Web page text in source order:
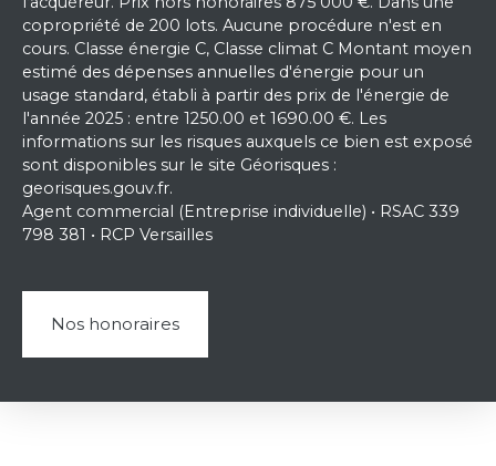
copropriété de 200 lots. Aucune procédure n'est en
cours. Classe énergie C, Classe climat C Montant moyen
estimé des dépenses annuelles d'énergie pour un
usage standard, établi à partir des prix de l'énergie de
l'année 2025 : entre 1250.00 et 1690.00 €. Les
informations sur les risques auxquels ce bien est exposé
sont disponibles sur le site Géorisques :
georisques.gouv.fr.
Agent commercial (Entreprise individuelle) • RSAC 339
798 381 • RCP Versailles
Nos honoraires